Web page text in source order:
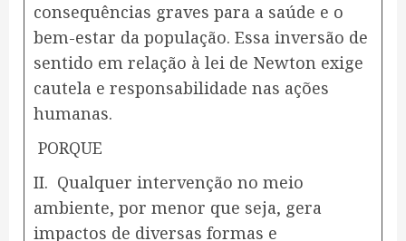
consequências graves para a saúde e o
bem-estar da população. Essa inversão de
sentido em relação à lei de Newton exige
cautela e responsabilidade nas ações
humanas.
PORQUE
II. Qualquer intervenção no meio
ambiente, por menor que seja, gera
impactos de diversas formas e